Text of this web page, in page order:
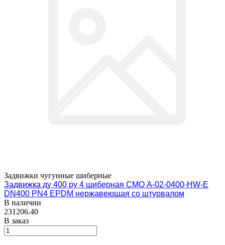
Задвижки чугунные шиберные
Задвижка ду 400 ру 4 шиберная СМО A-02-0400-HW-E
DN400 PN4 EPDM нержавеющая со штурвалом
В наличии
231206.40
В заказ